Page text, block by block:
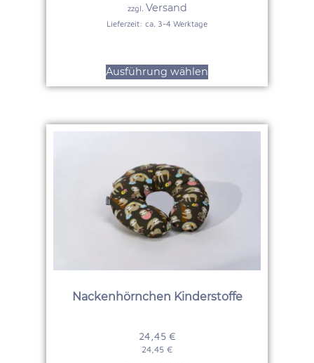
zzgl. Versand
Lieferzeit: ca. 3-4 Werktage
Ausführung wählen
Nackenhörnchen Kinderstoffe
24,45 €
24,45 €